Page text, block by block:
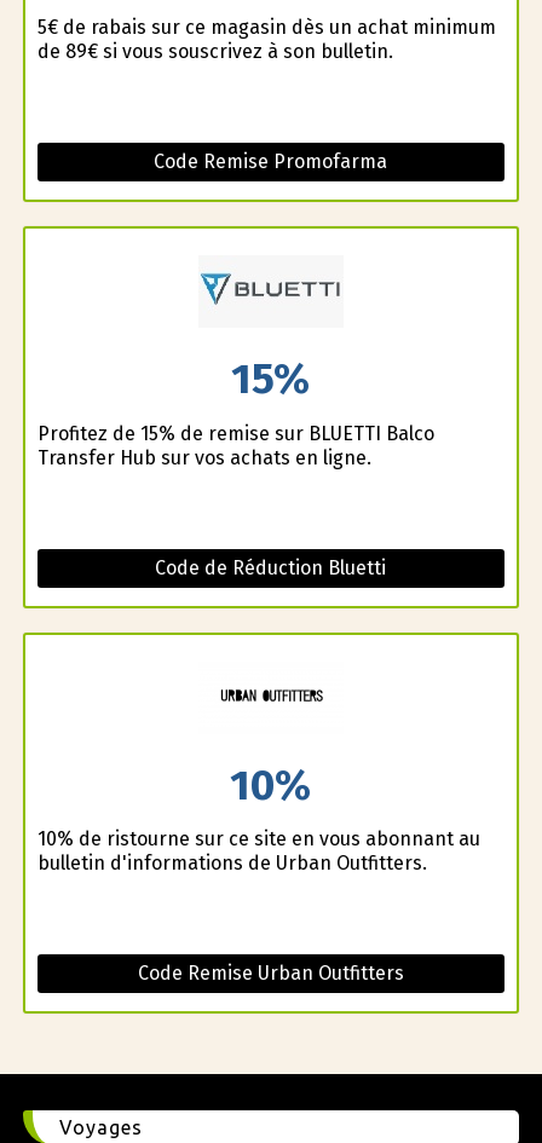
5€ de rabais sur ce magasin dès un achat minimum
de 89€ si vous souscrivez à son bulletin.
Code Remise Promofarma
15%
Profitez de 15% de remise sur BLUETTI Balco
Transfer Hub sur vos achats en ligne.
Code de Réduction Bluetti
10%
10% de ristourne sur ce site en vous abonnant au
bulletin d'informations de Urban Outfitters.
Code Remise Urban Outfitters
Voyages